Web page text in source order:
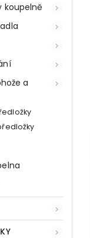
koupelně
a